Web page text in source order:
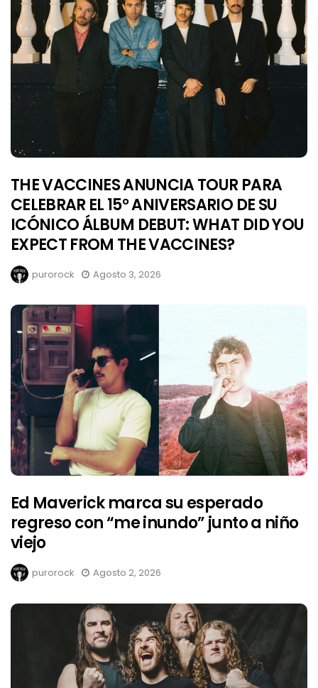
THE VACCINES ANUNCIA TOUR PARA
CELEBRAR EL 15° ANIVERSARIO DE SU
ICÓNICO ÁLBUM DEBUT: WHAT DID YOU
EXPECT FROM THE VACCINES?
purorock Agosto 3, 2026
Ed Maverick marca su esperado
regreso con “me inundo” junto a niño
viejo
purorock Agosto 2, 2026